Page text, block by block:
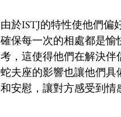
由於ISTJ的特性使他們偏
確保每一次的相處都是
考，這使得他們在解決伴
蛇夫座的影響也讓他們
和安慰，讓對方感受到情